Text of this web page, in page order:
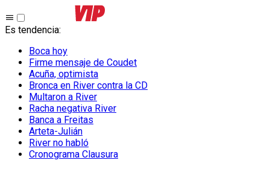
Es tendencia:
Boca hoy
Firme mensaje de Coudet
Acuña, optimista
Bronca en River contra la CD
Multaron a River
Racha negativa River
Banca a Freitas
Arteta-Julián
River no habló
Cronograma Clausura